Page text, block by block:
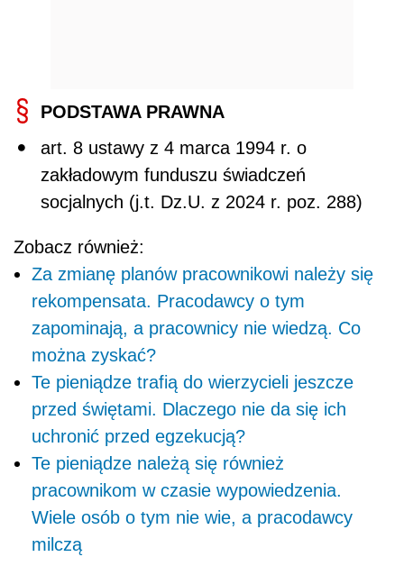
PODSTAWA PRAWNA
art. 8 ustawy z 4 marca 1994 r. o
zakładowym funduszu świadczeń
socjalnych (j.t. Dz.U. z 2024 r. poz. 288)
Zobacz również:
Za zmianę planów pracownikowi należy się
rekompensata. Pracodawcy o tym
zapominają, a pracownicy nie wiedzą. Co
można zyskać?
Te pieniądze trafią do wierzycieli jeszcze
przed świętami. Dlaczego nie da się ich
uchronić przed egzekucją?
Te pieniądze należą się również
pracownikom w czasie wypowiedzenia.
Wiele osób o tym nie wie, a pracodawcy
milczą